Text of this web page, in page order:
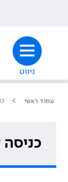
ניווט
עמוד ראשי